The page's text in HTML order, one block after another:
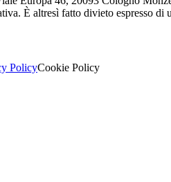
È altresì fatto divieto espresso di
PolicyCookie Policy